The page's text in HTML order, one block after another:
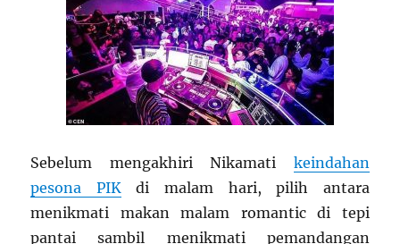
Sebelum mengakhiri Nikamati keindahan
pesona PIKdi malam hari, pilih antara
menikmati makan malam romantic di tepi
pantai sambil menikmati pemandangan